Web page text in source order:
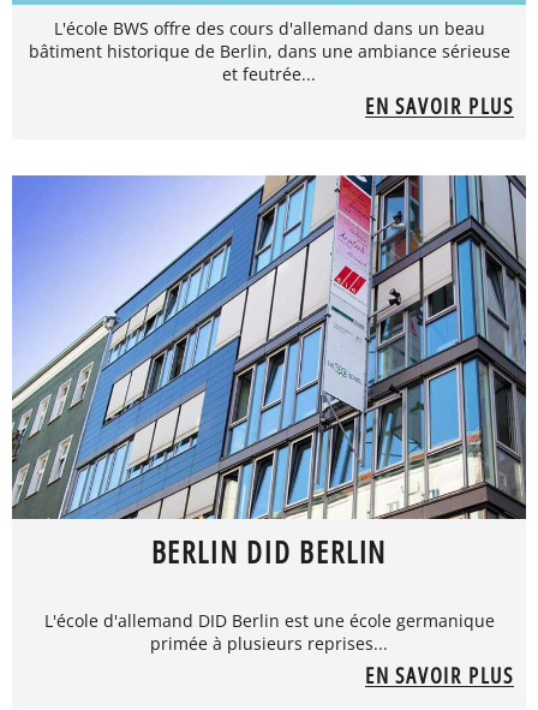
L'école BWS offre des cours d'allemand dans un beau
bâtiment historique de Berlin, dans une ambiance sérieuse
et feutrée...
EN SAVOIR PLUS
BERLIN DID BERLIN
L'école d'allemand DID Berlin est une école germanique
primée à plusieurs reprises...
EN SAVOIR PLUS